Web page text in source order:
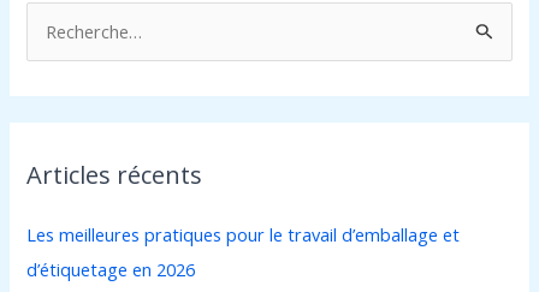
e
c
e
c
h
Articles récents
Les meilleures pratiques pour le travail d’emballage et
d’étiquetage en 2026